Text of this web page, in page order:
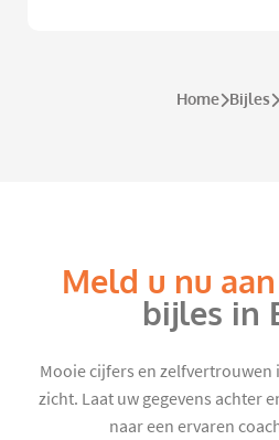
Home Bijles
Meld u nu
bijles in
Mooie cijfers en
zicht. Laat uw gegevens achter
naar een ervaren